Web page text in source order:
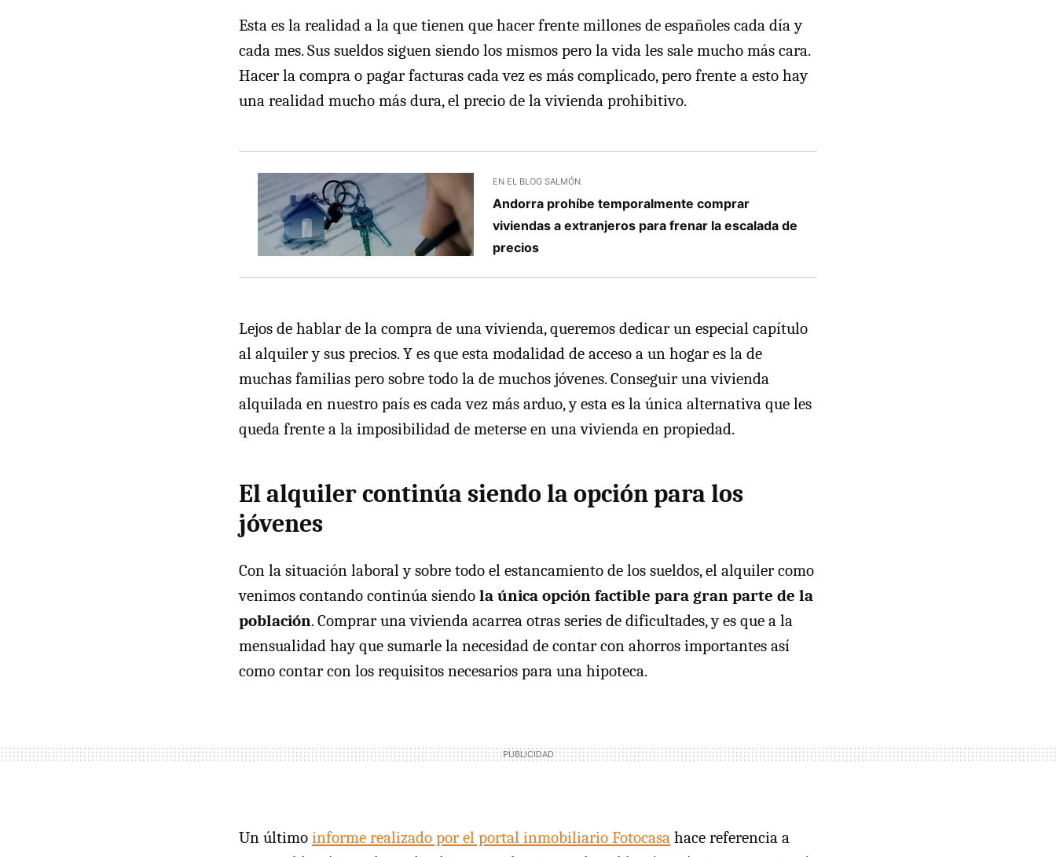
Esta es la realidad a la que tienen que hacer frente millones de españoles cada día y
cada mes. Sus sueldos siguen siendo los mismos pero la vida les sale mucho más cara.
Hacer la compra o pagar facturas cada vez es más complicado, pero frente a esto hay
una realidad mucho más dura, el precio de la vivienda prohibitivo.
EN EL BLOG SALMÓN
Andorra prohíbe temporalmente comprar
viviendas a extranjeros para frenar la escalada de
precios
Lejos de hablar de la compra de una vivienda, queremos dedicar un especial capítulo
al alquiler y sus precios. Y es que esta modalidad de acceso a un hogar es la de
muchas familias pero sobre todo la de muchos jóvenes. Conseguir una vivienda
alquilada en nuestro país es cada vez más arduo, y esta es la única alternativa que les
queda frente a la imposibilidad de meterse en una vivienda en propiedad.
El alquiler continúa siendo la opción para los
jóvenes
Con la situación laboral y sobre todo el estancamiento de los sueldos, el alquiler como
venimos contando continúa siendo la única opción factible para gran parte de la
población. Comprar una vivienda acarrea otras series de dificultades, y es que a la
mensualidad hay que sumarle la necesidad de contar con ahorros importantes así
como contar con los requisitos necesarios para una hipoteca.
Un último informe realizado por el portal inmobiliario Fotocasa hace referencia a